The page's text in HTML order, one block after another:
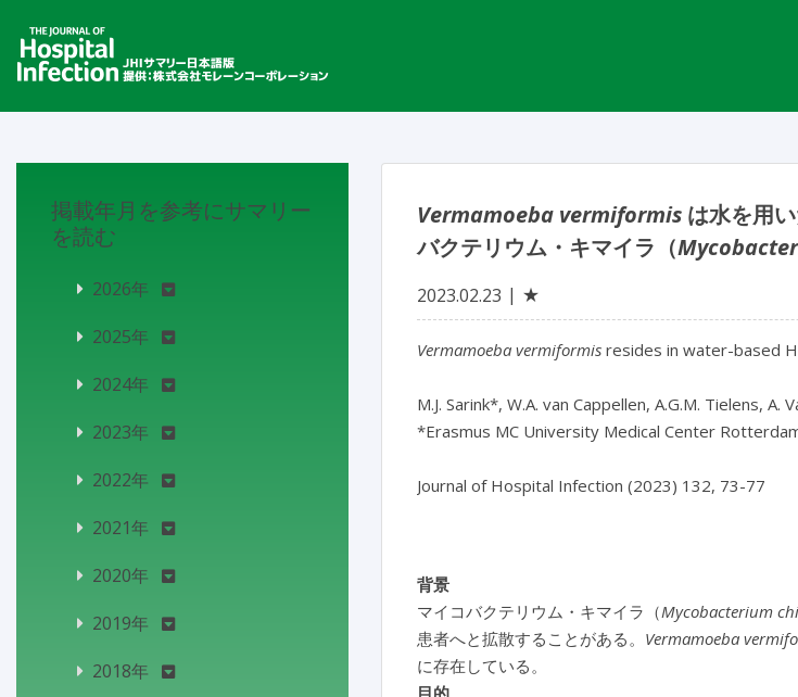
Vermamoeba vermiformis は水を用
バクテリウム・キマイラ（
2023.02.23 ★
Vermamoeba vermiformis resides in water-based
M.J. Sarink*, W.A. van Cappellen, A.G.M. Tielens, A.
*Erasmus MC University Medical Center
Journal of Hospital Infection (2023) 132, 73-77
背景
マイコバクテリウム・キマイラ（Mycobacterium
患者へと拡散することがある。 Vermamoeba
に存在している。
目的
掲載年月を参考にサマリー
を読む
2026年
2025年
2024年
2023年
2022年
2021年
2020年
2019年
2018年